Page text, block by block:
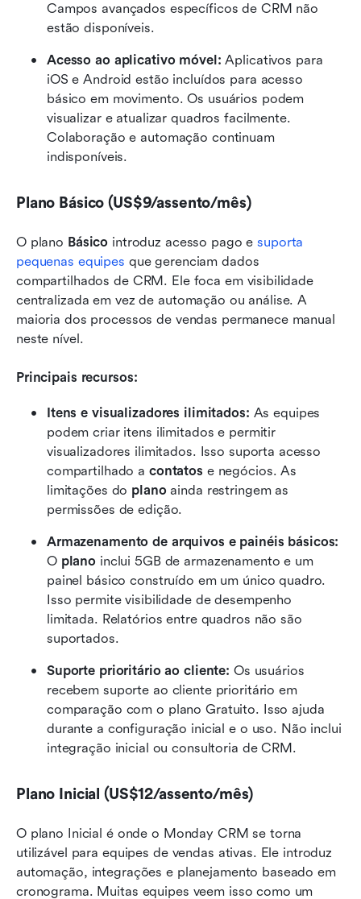
Campos avançados específicos de CRM não
estão disponíveis.
Acesso ao aplicativo móvel: Aplicativos para
iOS e Android estão incluídos para acesso
básico em movimento. Os usuários podem
visualizar e atualizar quadros facilmente.
Colaboração e automação continuam
indisponíveis.
Plano Básico (US$9/assento/mês)
O plano Básico introduz acesso pago e suporta
pequenas equipes que gerenciam dados
compartilhados de CRM. Ele foca em visibilidade
centralizada em vez de automação ou análise. A
maioria dos processos de vendas permanece manual
neste nível.
Principais recursos:
Itens e visualizadores ilimitados: As equipes
podem criar itens ilimitados e permitir
visualizadores ilimitados. Isso suporta acesso
compartilhado a contatos e negócios. As
limitações do plano ainda restringem as
permissões de edição.
O plano inclui 5GB de armazenamento e um
painel básico construído em um único quadro.
Isso permite visibilidade de desempenho
limitada. Relatórios entre quadros não são
suportados.
Suporte prioritário ao cliente: Os usuários
recebem suporte ao cliente prioritário em
comparação com o plano Gratuito. Isso ajuda
durante a configuração inicial e o uso. Não inclui
integração inicial ou consultoria de CRM.
Plano Inicial (US$12/assento/mês)
O plano Inicial é onde o Monday CRM se torna
utilizável para equipes de vendas ativas. Ele introduz
automação, integrações e planejamento baseado em
cronograma. Muitas equipes veem isso como um